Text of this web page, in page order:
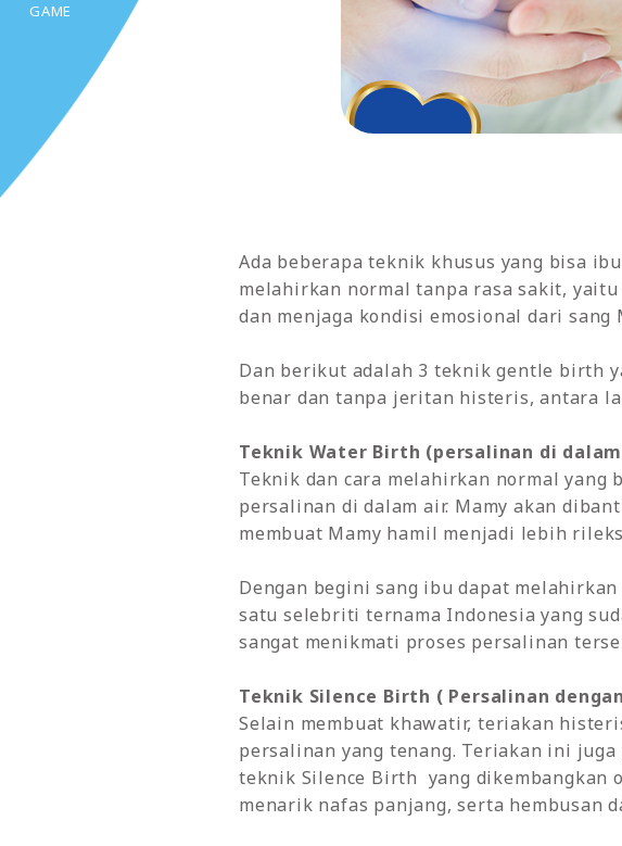
GAME
Ada beberapa teknik khusus yang bisa
melahirkan normal tanpa rasa sakit,
dan menjaga kondisi emosional dari sang
Dan berikut adalah 3 teknik gentle birth
benar dan tanpa jeritan histeris, antara
Teknik Water Birth (persalinan di
Teknik dan cara melahirkan normal yang
persalinan di dalam air. Mamy akan
membuat Mamy hamil menjadi lebih
Dengan begini sang ibu dapat
satu selebriti ternama Indonesia yang
sangat menikmati proses persalinan
Teknik Silence Birth ( Persalinan
Selain membuat khawatir, teriakan
persalinan yang tenang. Teriakan ini
teknik Silence Birth yang dikembangkan
menarik nafas panjang, serta hembusan